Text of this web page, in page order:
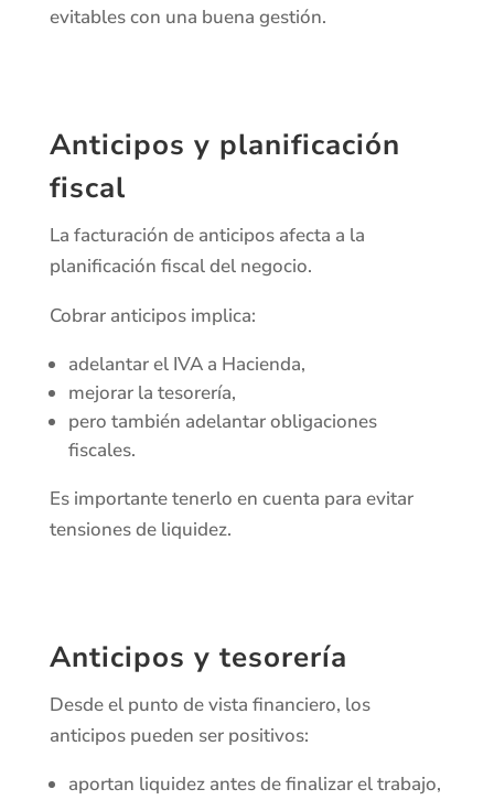
evitables con una buena gestión.
Anticipos y planificación
fiscal
La facturación de anticipos afecta a la
planificación fiscal del negocio.
Cobrar anticipos implica:
adelantar el IVA a Hacienda,
mejorar la tesorería,
pero también adelantar obligaciones
fiscales.
Es importante tenerlo en cuenta para evitar
tensiones de liquidez.
Anticipos y tesorería
Desde el punto de vista financiero, los
anticipos pueden ser positivos:
aportan liquidez antes de finalizar el trabajo,